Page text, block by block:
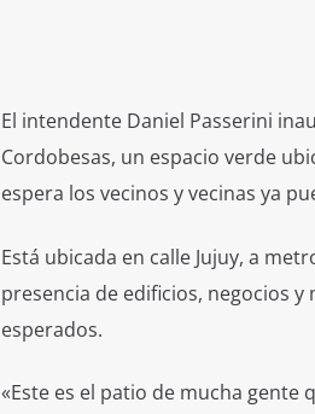
El intendente Daniel Passerini
Cordobesas, un espacio verde
espera los vecinos y vecinas ya
Está ubicada en calle Jujuy, a
presencia de edificios, negocios
esperados.
«Este es el patio de mucha gente